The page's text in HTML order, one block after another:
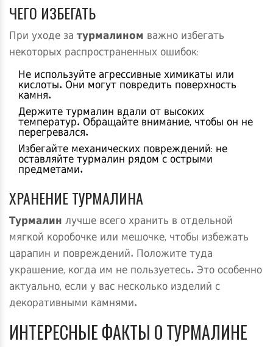
ЧЕГО ИЗБЕГАТЬ
При уходе за турмалином важно избегать
некоторых распространенных ошибок:
Не используйте агрессивные химикаты или
кислоты. Они могут повредить поверхность
камня.
Держите турмалин вдали от высоких
температур. Обращайте внимание, чтобы он не
перегревался.
Избегайте механических повреждений: не
оставляйте турмалин рядом с острыми
предметами.
ХРАНЕНИЕ ТУРМАЛИНА
Турмалин лучше всего хранить в отдельной
мягкой коробочке или мешочке, чтобы избежать
царапин и повреждений. Положите туда
украшение, когда им не пользуетесь. Это особенно
актуально, если у вас несколько изделий с
декоративными камнями.
ИНТЕРЕСНЫЕ ФАКТЫ О ТУРМАЛИНЕ